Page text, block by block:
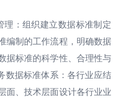
理：组织建立数据标准制定
编制的工作流程，明确数据
据标准的科学性、合理性与
数据标准体系：各行业应结
面、技术层面设计各行业业